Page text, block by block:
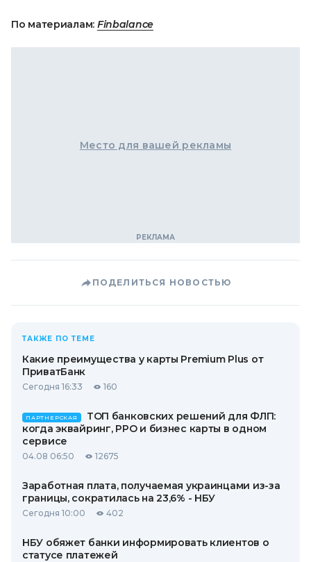
По материалам: Finbalance
Место для вашей рекламы
ПОДЕЛИТЬСЯ НОВОСТЬЮ
ТАКЖЕ ПО ТЕМЕ
Какие преимущества у карты Premium Plus от
ПриватБанк
Сегодня 16:33 160
ПАРТНЕРСКАЯ
ТОП банковских решений для ФЛП:
когда эквайринг, РРО и бизнес карты в одном
сервисе
04.08 06:50 12675
Заработная плата, получаемая украинцами из-за
границы, сократилась на 23,6% - НБУ
Сегодня 10:00 402
НБУ обяжет банки информировать клиентов о
статусе платежей